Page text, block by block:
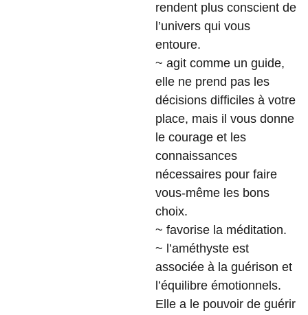
rendent plus conscient de
l’univers qui vous
entoure.
~ agit comme un guide,
elle ne prend pas les
décisions difficiles à votre
place, mais il vous donne
le courage et les
connaissances
nécessaires pour faire
vous-même les bons
choix.
~ favorise la méditation.
~ l’améthyste est
associée à la guérison et
l’équilibre émotionnels.
Elle a le pouvoir de guérir